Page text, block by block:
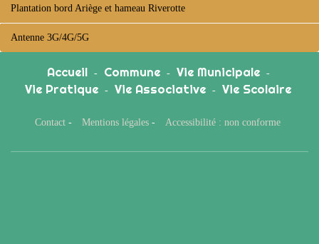
Plantation bord Ariège et hameau Riverotte
Antenne 3G/4G/5G
Accueil - Commune - Vie Municipale -
Vie Pratique - Vie Associative - Vie Scolaire
Contact - Mentions légales - Accessibilité : non conforme